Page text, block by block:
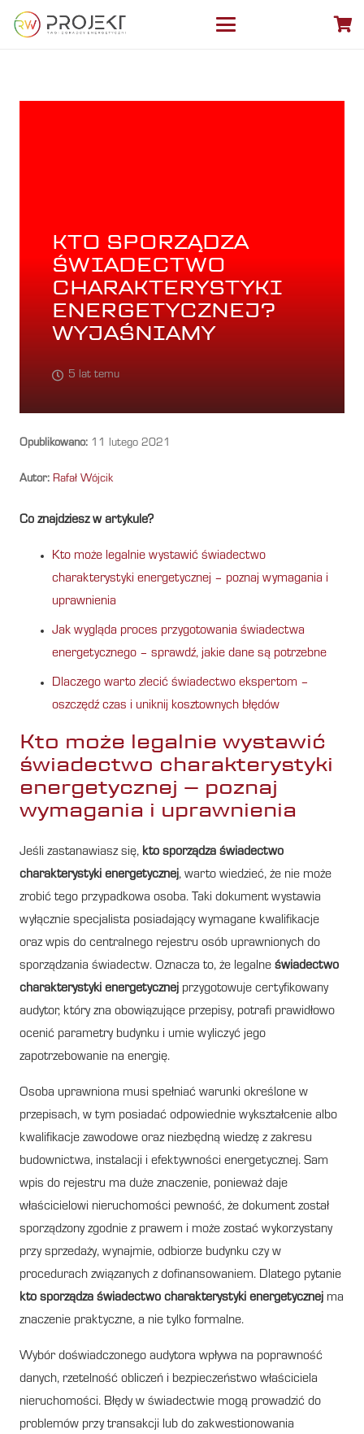
KTO SPORZĄDZA
ŚWIADECTWO
CHARAKTERYSTYKI
ENERGETYCZNEJ?
WYJAŚNIAMY
5 lat temu
Opublikowano: 11 lutego 2021
Autor: Rafał Wójcik
Co znajdziesz w artykule?
Kto może legalnie wystawić świadectwo
charakterystyki energetycznej – poznaj wymagania i
uprawnienia
Jak wygląda proces przygotowania świadectwa
energetycznego – sprawdź, jakie dane są potrzebne
Dlaczego warto zlecić świadectwo ekspertom –
oszczędź czas i uniknij kosztownych błędów
Kto może legalnie wystawić
świadectwo charakterystyki
energetycznej – poznaj
wymagania i uprawnienia
Jeśli zastanawiasz się, kto sporządza świadectwo
charakterystyki energetycznej, warto wiedzieć, że nie może
zrobić tego przypadkowa osoba. Taki dokument wystawia
wyłącznie specjalista posiadający wymagane kwalifikacje
oraz wpis do centralnego rejestru osób uprawnionych do
sporządzania świadectw. Oznacza to, że legalne świadectwo
charakterystyki energetycznej przygotowuje certyfikowany
audytor, który zna obowiązujące przepisy, potrafi prawidłowo
ocenić parametry budynku i umie wyliczyć jego
zapotrzebowanie na energię.
Osoba uprawniona musi spełniać warunki określone w
przepisach, w tym posiadać odpowiednie wykształcenie albo
kwalifikacje zawodowe oraz niezbędną wiedzę z zakresu
budownictwa, instalacji i efektywności energetycznej. Sam
wpis do rejestru ma duże znaczenie, ponieważ daje
właścicielowi nieruchomości pewność, że dokument został
sporządzony zgodnie z prawem i może zostać wykorzystany
przy sprzedaży, wynajmie, odbiorze budynku czy w
procedurach związanych z dofinansowaniem. Dlatego pytanie
kto sporządza świadectwo charakterystyki energetycznej ma
znaczenie praktyczne, a nie tylko formalne.
Wybór doświadczonego audytora wpływa na poprawność
danych, rzetelność obliczeń i bezpieczeństwo właściciela
nieruchomości. Błędy w świadectwie mogą prowadzić do
problemów przy transakcji lub do zakwestionowania